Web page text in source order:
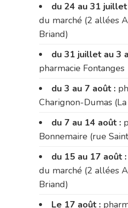
du 24 au 31
du marché (2 allées
Briand)
du 31 juillet au 3
pharmacie Fontanges
du 3 au 7 août :
Charignon-Dumas
du 7 au 14 août :
Bonnemaire (rue
du 15 au 17 août :
du marché (2 allées
Briand)
Le 17 août :